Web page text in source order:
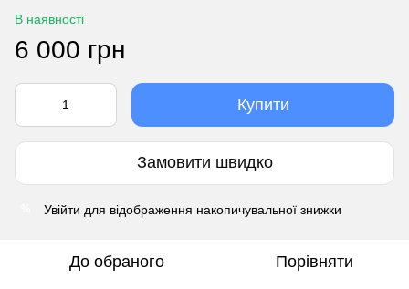
В наявності
6 000 грн
Купити
Замовити швидко
Увійти для відображення накопичувальної знижки
До обраного Порівняти